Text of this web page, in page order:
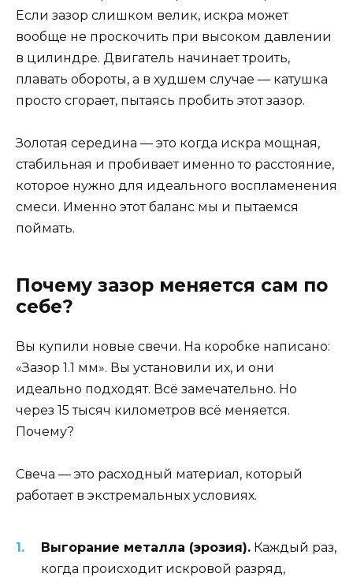
Если зазор слишком велик, искра может
вообще не проскочить при высоком давлении
в цилиндре. Двигатель начинает троить,
плавать обороты, а в худшем случае — катушка
просто сгорает, пытаясь пробить этот зазор.
Золотая середина — это когда искра мощная,
стабильная и пробивает именно то расстояние,
которое нужно для идеального воспламенения
смеси. Именно этот баланс мы и пытаемся
поймать.
Почему зазор меняется сам по
себе?
Вы купили новые свечи. На коробке написано:
«Зазор 1.1 мм». Вы установили их, и они
идеально подходят. Всё замечательно. Но
через 15 тысяч километров всё меняется.
Почему?
Свеча — это расходный материал, который
работает в экстремальных условиях.
Выгорание металла (эрозия). Каждый раз,
когда происходит искровой разряд,